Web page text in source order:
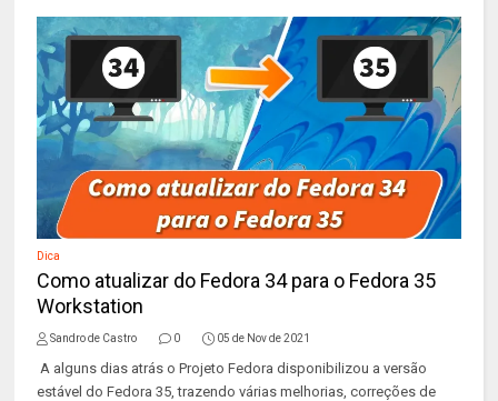
Dica
Como atualizar do Fedora 34 para o Fedora 35
Workstation
Sandro de Castro 0 05 de Nov de 2021
A alguns dias atrás o Projeto Fedora disponibilizou a versão
estável do Fedora 35, trazendo várias melhorias, correções de